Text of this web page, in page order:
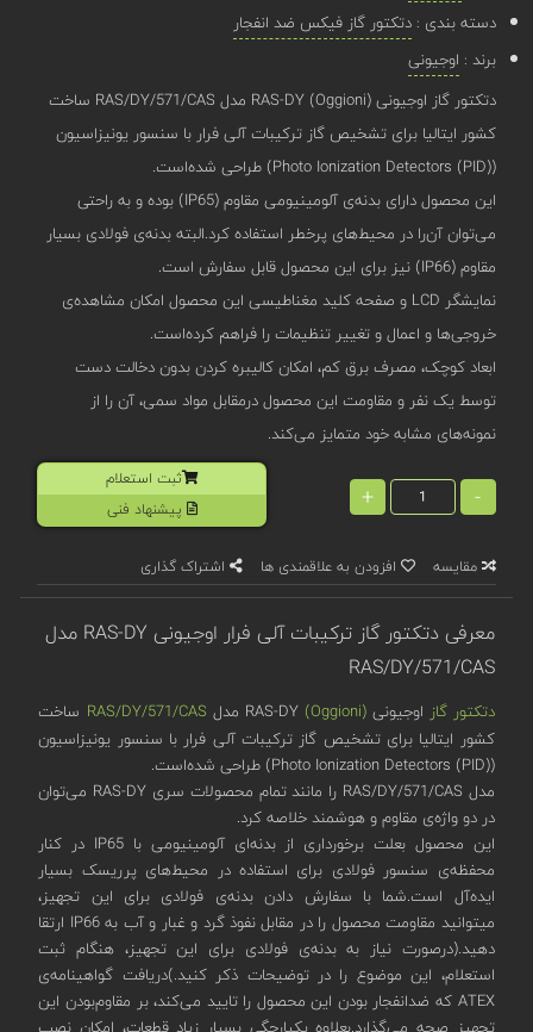
دسته بندی :دتکتور گاز فیکس ضد انفجار
برند : اوجیونی
دتکتور گاز اوجیونی (Oggioni) RAS-DY مدل RAS/DY/571/CAS ساخت
کشور ایتالیا برای تشخیص گاز ترکیبات آلی فرار با سنسور یونیزاسیون
(Photo Ionization Detectors (PID)) طراحی شده‌است.
این محصول دارای بدنه‌‌ی آلومینیومی مقاوم (IP65) بوده و به راحتی
می‌توان آن‌را در محیط‌های پرخطر استفاده کرد.البته بدنه‌ی فولادی بسیار
مقاوم (IP66) نیز برای این محصول قابل سفارش است.
نمایشگر LCD و صفحه کلید مغناطیسی این محصول امکان مشاهده‌ی
خروجی‌ها و اعمال و تغییر تنظیمات را فراهم کرده‌است.
ابعاد کوچک، مصرف برق کم، امکان کالیبره کردن بدون دخالت دست
توسط یک نفر و مقاومت این محصول درمقابل مواد سمی، آن را از
نمونه‌های مشابه خود متمایز می‌کند.
-
+
ثبت استعلام
پیشنهاد فنی
مقایسه افزودن به علاقمندی ها اشتراک گذاری
معرفی دتکتور گاز ترکیبات آلی فرار اوجیونی RAS-DY مدل
RAS/DY/571/CAS
دتکتور گاز اوجیونی(Oggioni) RAS-DY مدل RAS/DY/571/CAS ساخت
کشور ایتالیا برای تشخیص گاز ترکیبات آلی فرار با سنسور یونیزاسیون
(Photo Ionization Detectors (PID)) طراحی شده‌است.
مدل RAS/DY/571/CAS را مانند تمام محصولات سری RAS-DY می‌توان
در دو واژه‌ی مقاوم و هوشمند خلاصه کرد.
این محصول بعلت برخورداری از بدنه‌ای آلومینیومی با IP65 در کنار
محفظه‌ی سنسور فولادی برای استفاده در محیط‌های پرریسک بسیار
ایده‌آل است.شما با سفارش دادن بدنه‌ی فولادی برای این تجهیز،
میتوانید مقاومت محصول را در مقابل نفوذ گرد و غبار و آب به IP66 ارتقا
دهید.(درصورت نیاز به بدنه‌ی فولادی برای این تجهیز، هنگام ثبت
استعلام، این موضوع را در توضیحات ذکر کنید.)دریافت گواهینامه‌‌ی
ATEX که ضدانفجار بودن این محصول را تایید می‌کند، بر مقاوم‌بودن این